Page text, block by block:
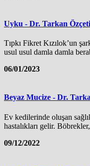
Uyku - Dr. Tarkan
Tıpkı Fikret Kızılok’un
usul usul damla damla
06/01/2023
Beyaz Mucize - Dr.
Ev kedilerinde oluşan
hastalıkları gelir.
09/12/2022